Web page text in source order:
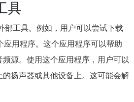
具
部工具。例如，用户可以尝试下载
应用程序。这个应用程序可以帮助
频源。使用这个应用程序，用户可以
的扬声器或其他设备上。这可能会解